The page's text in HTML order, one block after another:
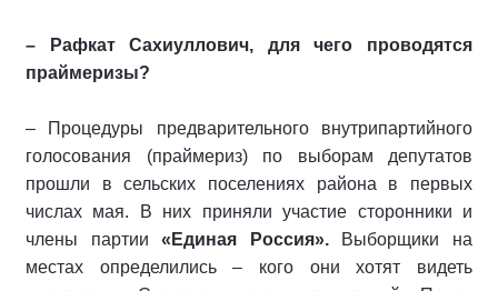
– Рафкат Сахиуллович, для чего проводятся
праймеризы?
– Процедуры предварительного внутрипартийного
голосования (праймериз) по выборам депутатов
прошли в сельских поселениях района в первых
числах мая. В них приняли участие сторонники и
члены партии«Единая Россия».Выборщики на
местах определились – кого они хотят видеть